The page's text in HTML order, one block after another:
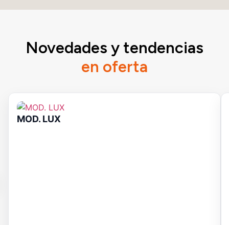
Novedades y tendencias
en oferta
MOD. LUX